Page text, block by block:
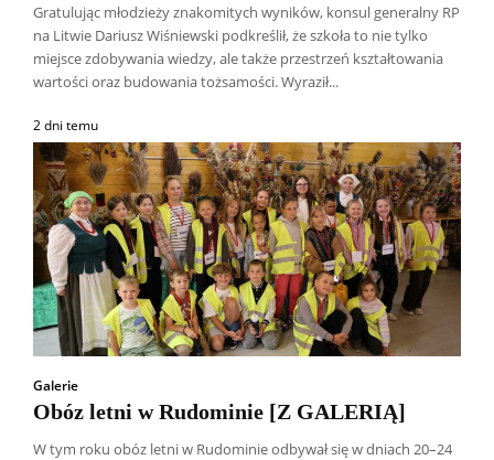
Gratulując młodzieży znakomitych wyników, konsul generalny RP
na Litwie Dariusz Wiśniewski podkreślił, że szkoła to nie tylko
miejsce zdobywania wiedzy, ale także przestrzeń kształtowania
wartości oraz budowania tożsamości. Wyraził...
2 dni temu
Galerie
Obóz letni w Rudominie [Z GALERIĄ]
W tym roku obóz letni w Rudominie odbywał się w dniach 20–24